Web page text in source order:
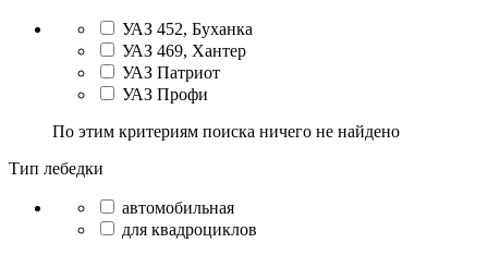
УАЗ 452, Буханка
УАЗ 469, Хантер
УАЗ Патриот
УАЗ Профи
По этим критериям поиска ничего не найдено
Тип лебедки
автомобильная
для квадроциклов